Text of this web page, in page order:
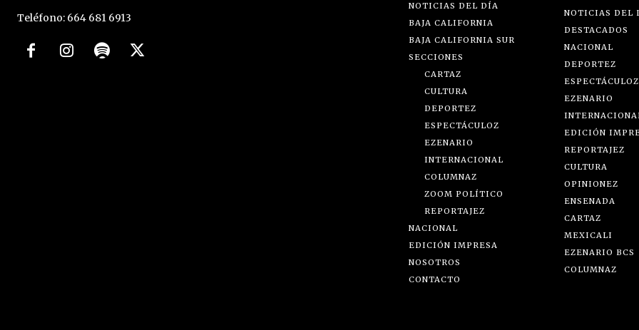
Teléfono: 664 681 6913
NOTICIAS DEL DÍA
BAJA CALIFORNIA
BAJA CALIFORNIA SUR
SECCIONES
CARTAZ
CULTURA
DEPORTEZ
ESPECTÁCULOZ
EZENARIO
INTERNACIONAL
COLUMNAZ
ZOOM POLÍTICO
REPORTAJEZ
NACIONAL
EDICIÓN IMPRESA
NOSOTROS
CONTACTO
NOTICIAS DEL
DESTACADOS
NACIONAL
DEPORTEZ
ESPECTÁCULOZ
EZENARIO
EDICIÓN
REPORTAJEZ
CULTURA
OPINIONEZ
ENSENADA
CARTAZ
MEXICALI
EZENARIO BCS
COLUMNAZ